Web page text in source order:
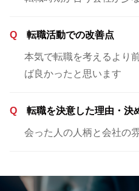
Q 転職活動での改善点
本気で転職を考えるより
ば良かったと思います
Q 転職を決意した理由・決
会った人の人柄と会社の